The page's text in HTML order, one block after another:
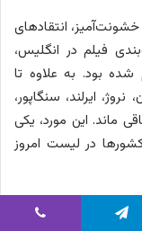
انتقادهای
فیلم در انگلیس،
شده بود. به علاوه تا
ایرلند، سنگاپور،
ماند. این مورد، یکی
در لیست امروز